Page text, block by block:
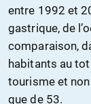
entre 1992 et
gastrique, de
comparaison,
habitants au
tourisme et non
que de 53.